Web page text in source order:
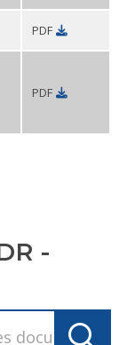
PDF
PDF
-